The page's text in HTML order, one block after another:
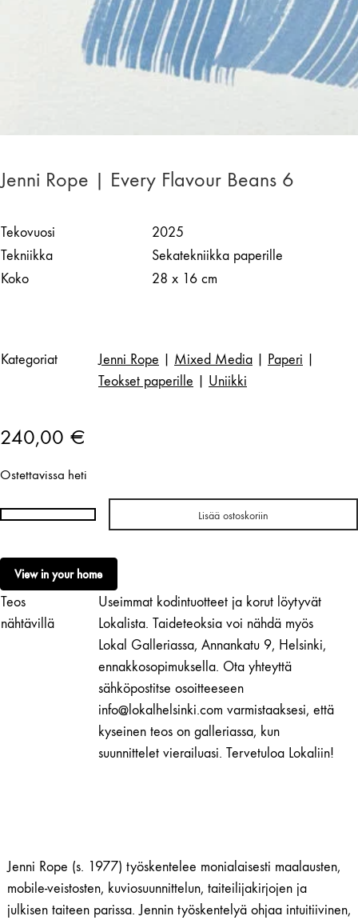
Jenni Rope | Every Flavour Beans 6
Tekovuosi
2025
Tekniikka
Sekatekniikka paperille
Koko
28 x 16 cm
Kategoriat Jenni Rope Mixed Media Paperi
Teokset paperille
Uniikki
240,00 €
Ostettavissa heti
Jenni
|
Every
Flavour
Beans
Lisää ostoskoriin
View in your home
Teos
nähtävillä
Useimmat kodintuotteet ja korut löytyvät
Lokalista. Taideteoksia voi nähdä myös
Lokal Galleriassa, Annankatu 9, Helsinki,
ennakkosopimuksella. Ota yhteyttä
sähköpostitse osoitteeseen
info@lokalhelsinki.com varmistaaksesi, että
kyseinen teos on galleriassa, kun
suunnittelet vierailuasi. Tervetuloa Lokaliin!
Jenni Rope (s. 1977) työskentelee monialaisesti maalausten,
mobile-veistosten, kuviosuunnittelun, taiteilijakirjojen ja
julkisen taiteen parissa.Jennin työskentelyä ohjaa intuitiivinen,